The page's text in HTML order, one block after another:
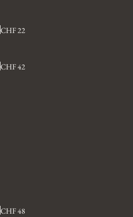
CHF 22
CHF 42
CHF 48